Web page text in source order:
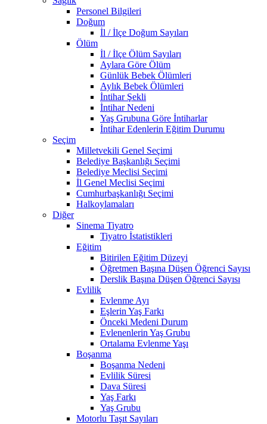
Personel Bilgileri
Doğum
İl / İlçe Doğum Sayıları
Ölüm
İl / İlçe Ölüm Sayıları
Aylara Göre Ölüm
Günlük Bebek Ölümleri
Aylık Bebek Ölümleri
İntihar Şekli
İntihar Nedeni
Yaş Grubuna Göre İntiharlar
İntihar Edenlerin Eğitim Durumu
Seçim
Milletvekili Genel Seçimi
Belediye Başkanlığı Seçimi
Belediye Meclisi Seçimi
İl Genel Meclisi Seçimi
Cumhurbaşkanlığı Seçimi
Halkoylamaları
Diğer
Sinema Tiyatro
Tiyatro İstatistikleri
Eğitim
Bitirilen Eğitim Düzeyi
Öğretmen Başına Düşen Öğrenci Sayısı
Derslik Başına Düşen Öğrenci Sayısı
Evlilik
Evlenme Ayı
Eşlerin Yaş Farkı
Önceki Medeni Durum
Evlenenlerin Yaş Grubu
Ortalama Evlenme Yaşı
Boşanma
Boşanma Nedeni
Evlilik Süresi
Dava Süresi
Yaş Farkı
Yaş Grubu
Motorlu Taşıt Sayıları